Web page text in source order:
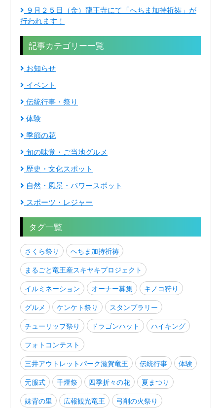
９月２５日（金）龍王寺にて「へちま加持祈祷」が
行われます！
記事カテゴリー一覧
お知らせ
イベント
伝統行事・祭り
体験
季節の花
旬の味覚・ご当地グルメ
歴史・文化スポット
自然・風景・パワースポット
スポーツ・レジャー
タグ一覧
さくら祭り
へちま加持祈祷
まるごと竜王産スキヤキプロジェクト
イルミネーション
オーナー募集
キノコ狩り
グルメ
ケンケト祭り
スタンプラリー
チューリップ祭り
ドラゴンハット
ハイキング
フォトコンテスト
三井アウトレットパーク滋賀竜王
伝統行事
体験
元服式
千燈祭 四季折々の花
夏まつり
妹背の里
広報観光竜王
弓削の火祭り